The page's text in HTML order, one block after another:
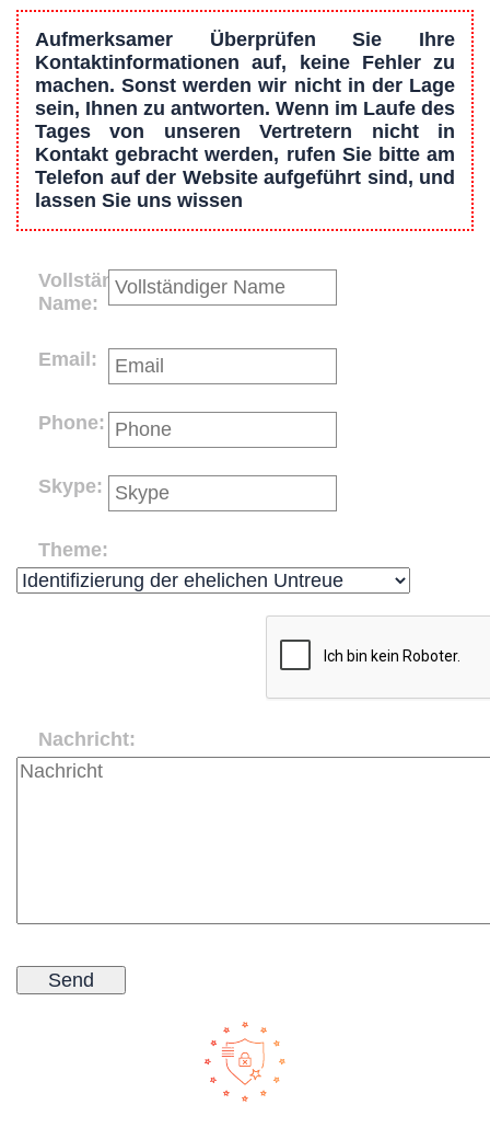
Aufmerksamer Überprüfen Sie Ihre
Kontaktinformationen auf, keine Fehler zu
machen. Sonst werden wir nicht in der Lage
sein, Ihnen zu antworten. Wenn im Laufe des
Tages von unseren Vertretern nicht in
Kontakt gebracht werden, rufen Sie bitte am
Telefon auf der Website aufgeführt sind, und
lassen Sie uns wissen
Vollständiger
Name:
Email:
Phone:
Skype:
Theme:
Nachricht: